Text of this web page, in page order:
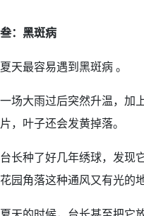
叁：黑斑病
夏天最容易遇到黑斑病 。
一场大雨过后突然升温，加
片，叶子还会发黄掉落。
台长种了好几年绣球，发现
花园角落这种通风又有光的地